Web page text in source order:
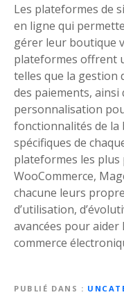
Les plateformes de
en ligne qui
gérer leur boutique
plateformes offrent
telles que la gestion
des paiements, ainsi
personnalisation
fonctionnalités de la
spécifiques de
plateformes les
WooCommerce,
chacune leurs
d’utilisation,
avancées pour
commerce
PUBLIÉ DANS